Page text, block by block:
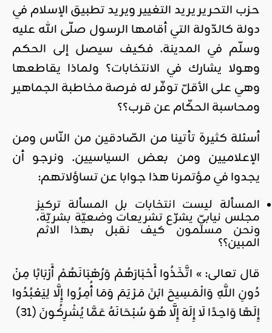
حزب التحرير يريد التغيير ويريد تطبيق الإسلام في
دولة كالدّولة التي أقامها الرسول صلّى الله عليه
وسلّم في المدينة. فكيف سيصل إلى الحكم
وهولا يشارك في الانتخابات؟ ولماذا يقاطعها
وهي على الأقلّ توفّر له فرصة مخاطبة الجماهير
ومحاسبة الحكّام عن قرب؟؟
أسئلة كثيرة تأتينا من الصّادقين من النّاس ومن
الإعلاميين ومن بعض السياسيين. ونرجو أن
يجدوا في مؤتمرنا هذا جوابا عن تساؤلاتهم:
المسألة ليست انتخابات بل المسألة تركيز
مجلس نيابيّ يشرّع تشريعات وضعيّة بشريّة،
ونحن مسلمون كيف نقبل بهذا الاثم
المبين؟؟
قال تعالى: » اتَّخَذُوا أَحْبَارَهُمْ وَرُهْبَانَهُمْ أَرْبَابًا مِنْ
دُونِ اللَّهِ وَالْمَسِيحَ ابْنَ مَرْيَمَ وَمَا أُمِرُوا إِلَّا لِيَعْبُدُوا
إِلَهًا وَاحِدًا لَا إِلَهَ إِلَّا هُوَ سُبْحَانَهُ عَمَّا يُشْرِكُونَ (31)